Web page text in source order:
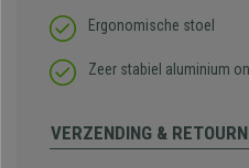
Ergonomische stoel
Zeer stabiel aluminium
VERZENDING &